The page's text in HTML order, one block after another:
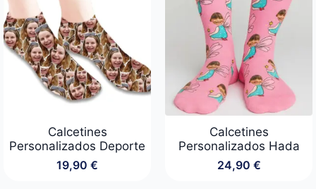
Calcetines
Personalizados Deporte
19,90 €
Calcetines
Personalizados Hada
24,90 €